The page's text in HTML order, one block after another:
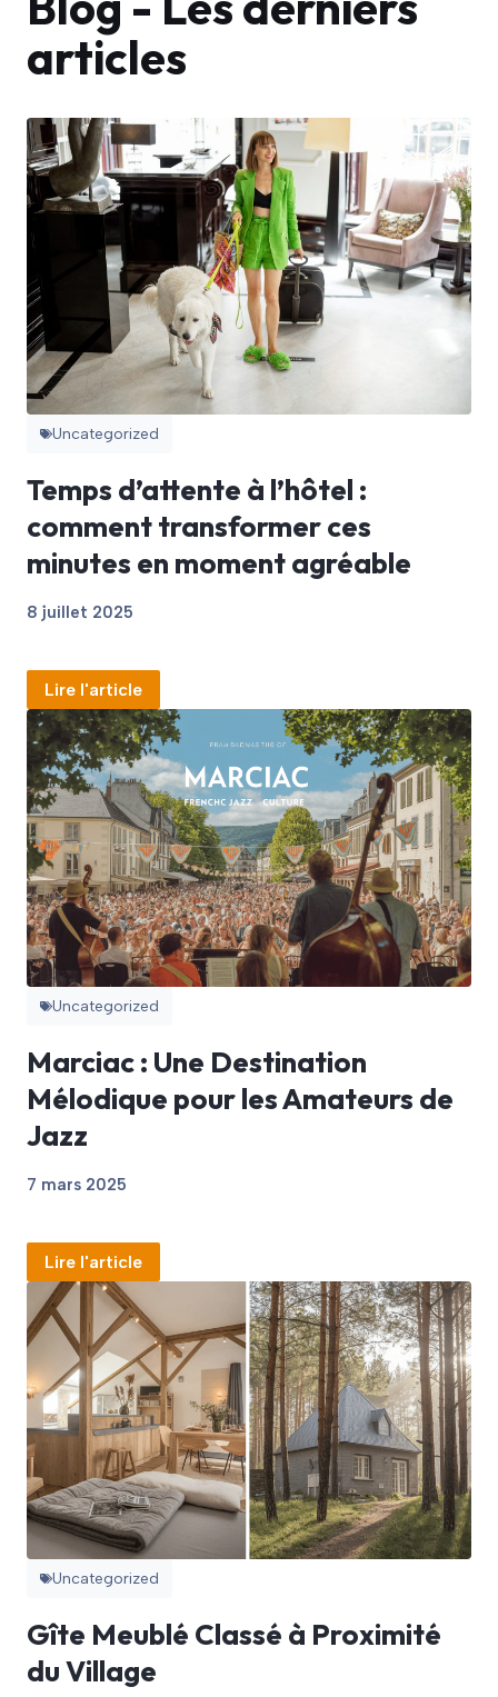
articles
Uncategorized
Temps d’attente à l’hôtel :
comment transformer ces
minutes en moment agréable
8 juillet 2025
Lire l'article
Uncategorized
Marciac : Une Destination
Mélodique pour les Amateurs de
Jazz
7 mars 2025
Lire l'article
Uncategorized
Gîte Meublé Classé à Proximité
du Village